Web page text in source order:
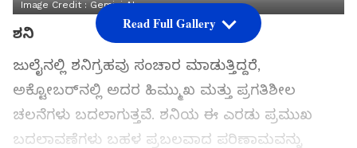
Image Credit : Gemini AI
ಶನಿ
ಜುಲೈನಲ್ಲಿ ಶನಿಗ್ರಹವು ಸಂಚಾರ ಮಾಡುತ್ತಿದ್ದರೆ,
ಅಕ್ಟೋಬರ್‌ನಲ್ಲಿ ಅದರ ಹಿಮ್ಮುಖ ಮತ್ತು ಪ್ರಗತಿಶೀಲ
ಚಲನೆಗಳು ಬದಲಾಗುತ್ತವೆ. ಶನಿಯ ಈ ಎರಡು ಪ್ರಮುಖ
ಬದಲಾವಣೆಗಳು ಬಹಳ ಪ್ರಬಲವಾದ ಪರಿಣಾಮವನ್ನು
Read Full Gallery